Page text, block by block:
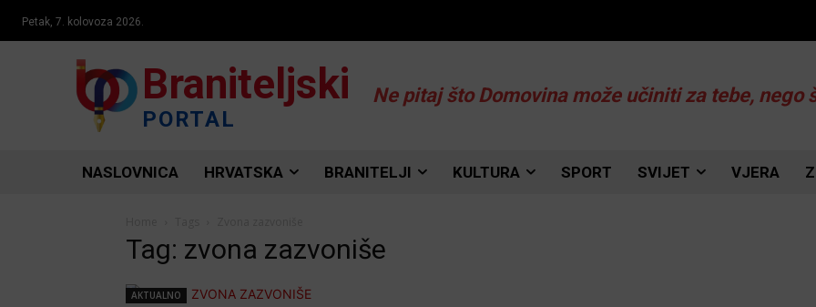
Petak, 7. kolovoza 2026.
Braniteljski
PORTAL
Ne pitaj što Domovina može učiniti za tebe, nego
NASLOVNICA HRVATSKA BRANITELJI KULTURA SPORT SVIJET VJERA
Tag: zvona zazvoniše
AKTUALNO